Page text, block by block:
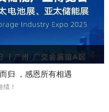
聚焦全球能源转型，共创产业新机遇｜2025世界电池及储能产业博览会！
归 ，感恩所有相遇
！